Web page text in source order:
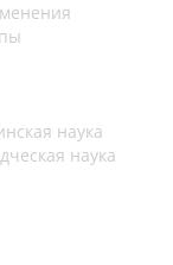
наука
наука